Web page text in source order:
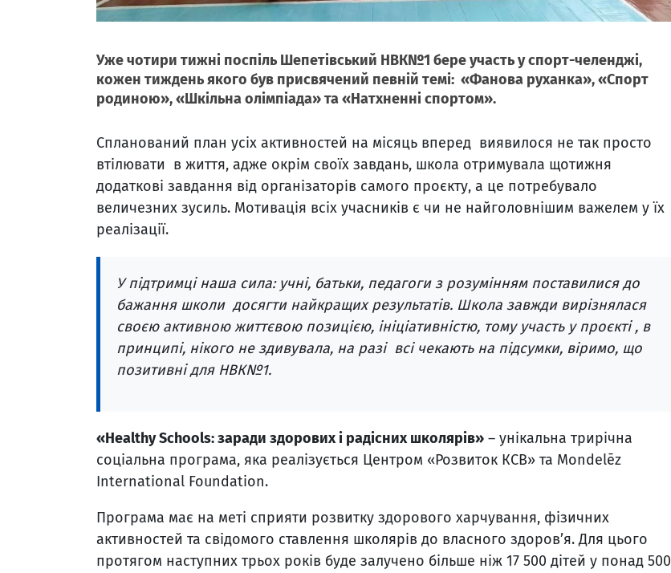
Уже чотири тижні поспіль Шепетівський НВК№1 бере участь у спорт-челенджі,
кожен тиждень якого був присвячений певній темі: «Фанова руханка», «Спорт
родиною», «Шкільна олімпіада» та «Натхненні спортом».
Спланований план усіх активностей на місяць вперед виявилося не так просто
втілювати в життя, адже окрім своїх завдань, школа отримувала щотижня
додаткові завдання від організаторів самого проєкту, а це потребувало
величезних зусиль. Мотивація всіх учасників є чи не найголовнішим важелем у їх
реалізації.
У підтримці наша сила: учні, батьки, педагоги з розумінням поставилися до
бажання школи досягти найкращих результатів. Школа завжди вирізнялася
своєю активною життєвою позицією, ініціативністю, тому участь у проєкті , в
принципі, нікого не здивувала, на разі всі чекають на підсумки, віримо, що
позитивні для НВК№1.
«Healthy Schools: заради здорових і радісних школярів» – унікальна трирічна
соціальна програма, яка реалізується Центром «Розвиток КСВ» та Mondelēz
International Foundation.
Програма має на меті сприяти розвитку здорового харчування, фізичних
активностей та свідомого ставлення школярів до власного здоров’я. Для цього
протягом наступних трьох років буде залучено більше ніж 17 500 дітей у понад 500